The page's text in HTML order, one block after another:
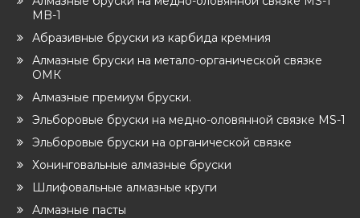
MB-1
Абразивные бруски из карбида кремния
Алмазные бруски на метало-органической связке
ОМК
Алмазные премиум бруски.
Эльборовые бруски на медно-оловянной связке MS-1
Эльборовые бруски на органической связке
Хонинговальные алмазные бруски
Шлифовальные алмазные круги
Алмазные пасты